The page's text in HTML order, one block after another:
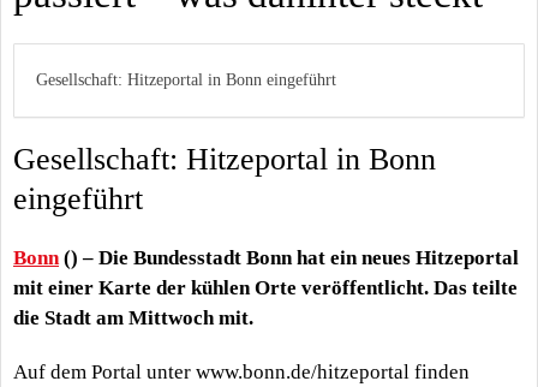
Gesellschaft: Hitzeportal in Bonn eingeführt
Gesellschaft: Hitzeportal in Bonn
eingeführt
Bonn () – Die Bundesstadt Bonn hat ein neues Hitzeportal
mit einer Karte der kühlen Orte veröffentlicht. Das teilte
die Stadt am Mittwoch mit.
Auf dem Portal unter www.bonn.de/hitzeportal finden